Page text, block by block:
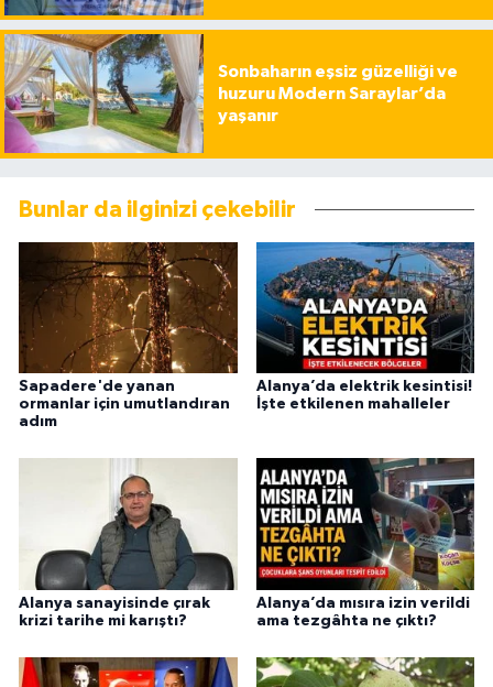
Sonbaharın eşsiz güzelliği ve
huzuru Modern Saraylar’da
yaşanır
Bunlar da ilginizi çekebilir
Sapadere'de yanan
ormanlar için umutlandıran
adım
Alanya’da elektrik kesintisi!
İşte etkilenen mahalleler
Alanya sanayisinde çırak
krizi tarihe mi karıştı?
Alanya’da mısıra izin verildi
ama tezgâhta ne çıktı?